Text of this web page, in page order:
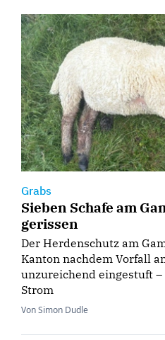
Grabs
Sieben Schafe am
gerissen
Der Herdenschutz am
Kanton nachdem Vorfall
unzureichend eingestuft
Strom
Von Simon Dudle